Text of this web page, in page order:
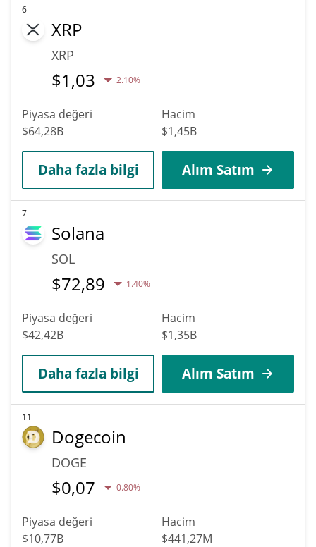
6
XRP
XRP
$1,03 2.10%
Piyasa değeri
$64,28B
Hacim
$1,45B
Daha fazla bilgi Alım Satım
7
Solana
SOL
$72,89 1.40%
Piyasa değeri
$42,42B
Hacim
$1,35B
Daha fazla bilgi Alım Satım
11
Dogecoin
DOGE
$0,07 0.80%
Piyasa değeri
$10,77B
Hacim
$441,27M